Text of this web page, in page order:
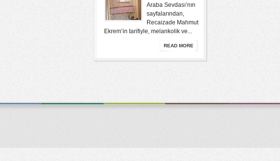
Araba Sevdası’nın
sayfalarından,
Recaizade Mahmut
Ekrem’in tarifiyle, melankolik ve...
READ MORE